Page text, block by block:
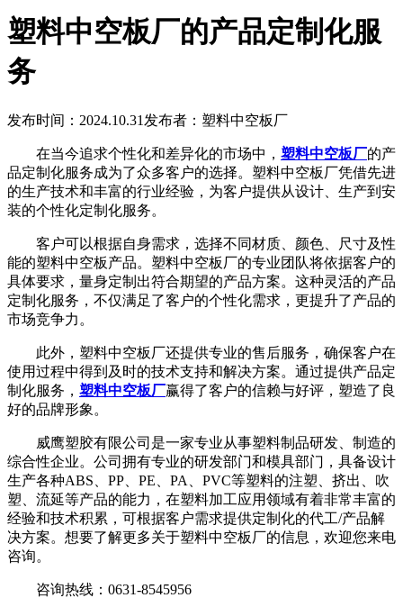
塑料中空板厂的产品定制化服
务
发布时间：2024.10.31 发布者：塑料中空板厂
在当今追求个性化和差异化的市场中， 塑料中空板厂的产
品定制化服务成为了众多客户的选择。塑料中空板厂凭借先进
的生产技术和丰富的行业经验，为客户提供从设计、生产到安
装的个性化定制化服务。
客户可以根据自身需求，选择不同材质、颜色、尺寸及性
能的塑料中空板产品。塑料中空板厂的专业团队将依据客户的
具体要求，量身定制出符合期望的产品方案。这种灵活的产品
定制化服务，不仅满足了客户的个性化需求，更提升了产品的
市场竞争力。
此外，塑料中空板厂还提供专业的售后服务，确保客户在
使用过程中得到及时的技术支持和解决方案。通过提供产品定
制化服务， 塑料中空板厂赢得了客户的信赖与好评，塑造了良
好的品牌形象。
威鹰塑胶有限公司是一家专业从事塑料制品研发、制造的
综合性企业。公司拥有专业的研发部门和模具部门，具备设计
生产各种ABS、PP、PE、PA、PVC等塑料的注塑、挤出、吹
塑、流延等产品的能力，在塑料加工应用领域有着非常丰富的
经验和技术积累，可根据客户需求提供定制化的代工/产品解
决方案。想要了解更多关于塑料中空板厂的信息，欢迎您来电
咨询。
咨询热线：0631-8545956